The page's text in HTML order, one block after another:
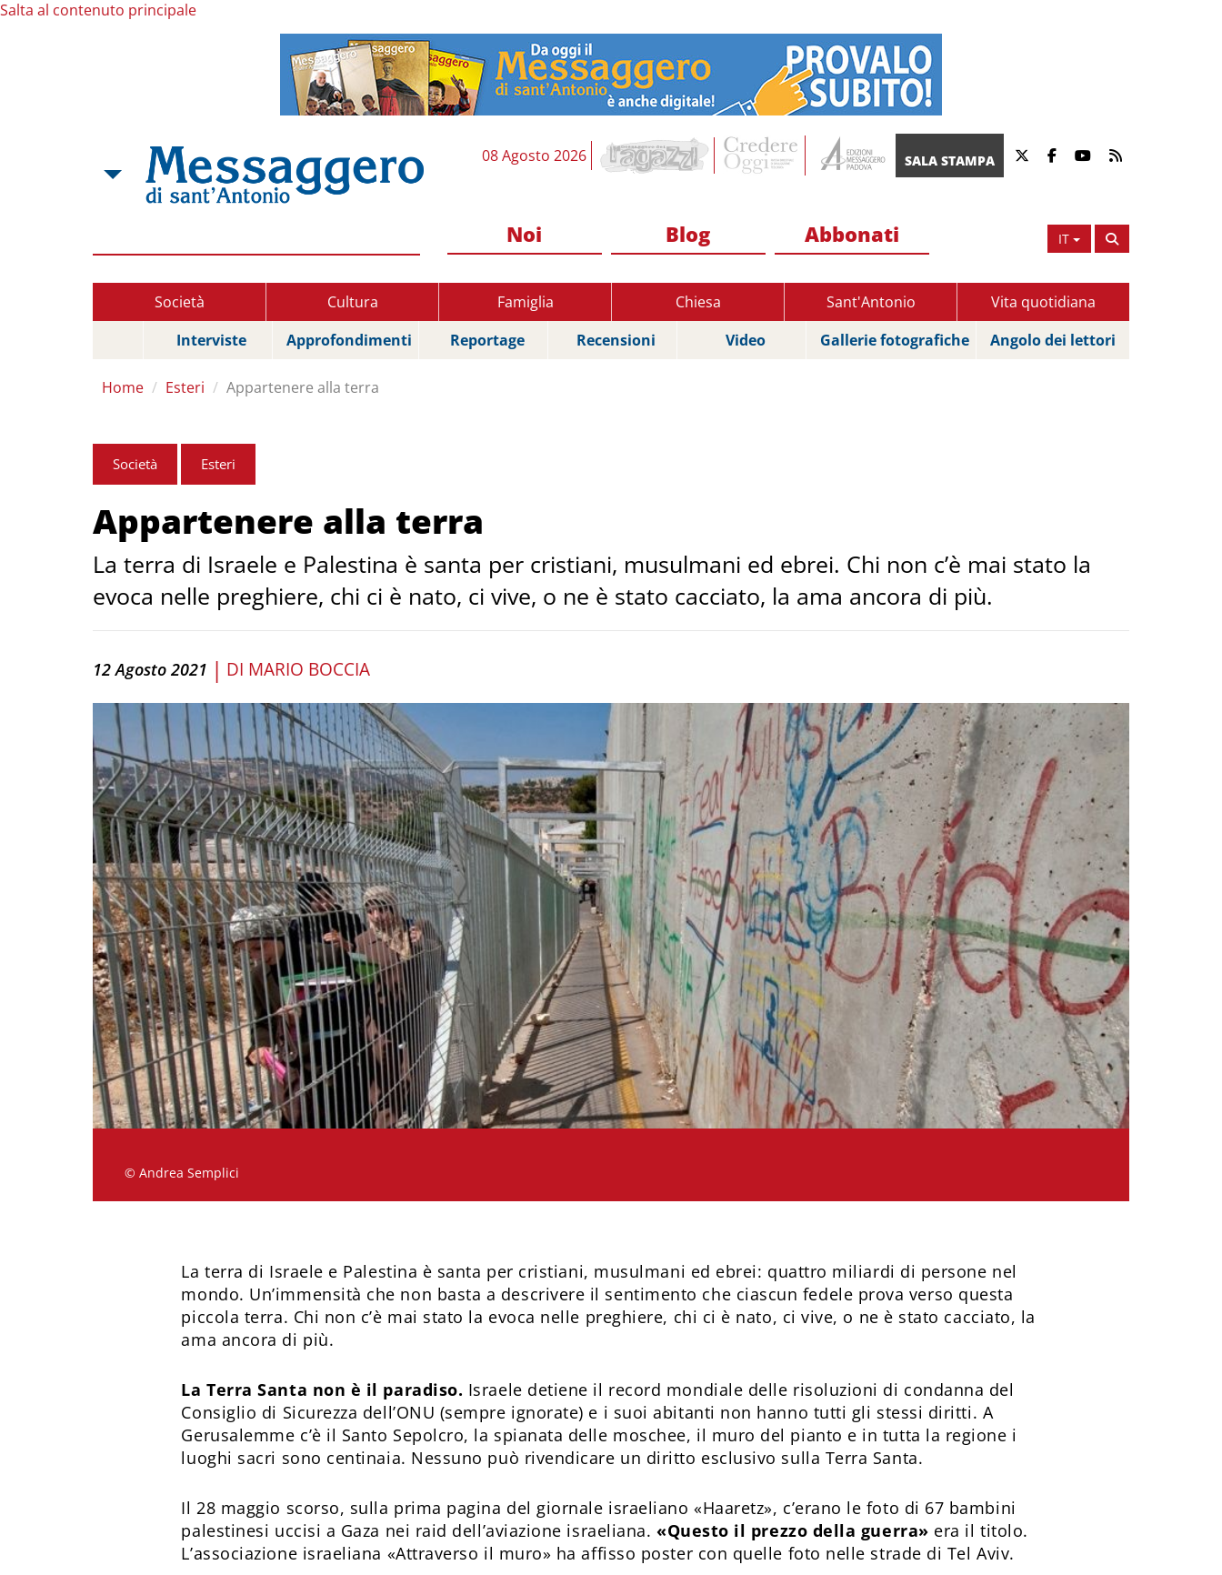
Salta al contenuto principale
08 Agosto 2026 SALA STAMPA
IT
Noi Blog Abbonati
Società Cultura Famiglia Chiesa Sant'Antonio
Vita quotidiana
Interviste
Approfondimenti Reportage Recensioni Video Gallerie fotografiche Angolo dei lettori
Home Esteri Appartenere alla terra
Società Esteri
Appartenere alla terra
La terra di Israele e Palestina è santa per cristiani, musulmani ed ebrei. Chi non c’è mai stato la
evoca nelle preghiere, chi ci è nato, ci vive, o ne è stato cacciato, la ama ancora di più.
12 Agosto 2021 | DI MARIO BOCCIA
© Andrea Semplici
La terra di Israele e Palestina è santa per cristiani, musulmani ed ebrei: quattro miliardi di persone nel
mondo. Un’immensità che non basta a descrivere il sentimento che ciascun fedele prova verso questa
piccola terra. Chi non c’è mai stato la evoca nelle preghiere, chi ci è nato, ci vive, o ne è stato cacciato, la
ama ancora di più.
La Terra Santa non è il paradiso. Israele detiene il record mondiale delle risoluzioni di condanna del
Consiglio di Sicurezza del­l’ONU (sempre ignorate) e i suoi abitanti non hanno tutti gli stessi diritti. A
Gerusalemme c’è il Santo Sepolcro, la spianata delle moschee, il muro del pianto e in tutta la regione i
luoghi sacri sono centinaia. Nessuno può rivendicare un diritto esclusivo sulla Terra Santa.
Il 28 maggio scorso, sulla prima pagina del giornale israeliano «Haaretz», c’erano le foto di 67 bambini
palestinesi uccisi a Gaza nei raid dell’aviazione israeliana. «Questo il prezzo della guerra» era il titolo.
L’associazione israeliana «Attraverso il muro» ha affisso poster con quelle foto nelle strade di Tel Aviv.